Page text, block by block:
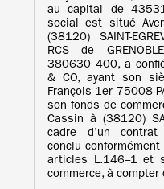
au capital de
social est situé
(38120) SAINT-
RCS de
380630 400, a
& CO, ayant son
François 1er 75008
son fonds de
Cassin à (38120)
cadre d’un contrat
conclu
articles L.146–1 et
commerce, à